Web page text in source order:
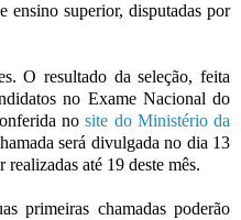
ensino superior, disputadas por
O resultado da seleção, feita
no Exame Nacional do
nosite do Ministério da
será divulgada no dia 13
até 19 deste mês.
primeiras chamadas poderão